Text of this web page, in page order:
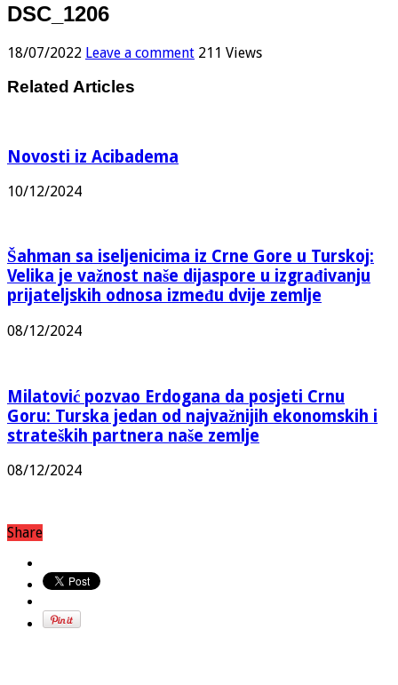
DSC_1206
18/07/2022 Leave a comment 211 Views
Related Articles
Novosti iz Acibadema
10/12/2024
Šahman sa iseljenicima iz Crne Gore u Turskoj:
Velika je važnost naše dijaspore u izgrađivanju
prijateljskih odnosa između dvije zemlje
08/12/2024
Milatović pozvao Erdogana da posjeti Crnu
Goru: Turska jedan od najvažnijih ekonomskih i
strateških partnera naše zemlje
08/12/2024
Share